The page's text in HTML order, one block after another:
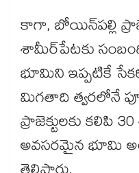
కాగా, బోయిన్​పల్లి
శామీర్​పేటకు
భూమిని ఇప్పటికే
మిగతాది త్వరలోనే
ప్రాజెక్టులకు కలిపి
అవసరమైన భూమి